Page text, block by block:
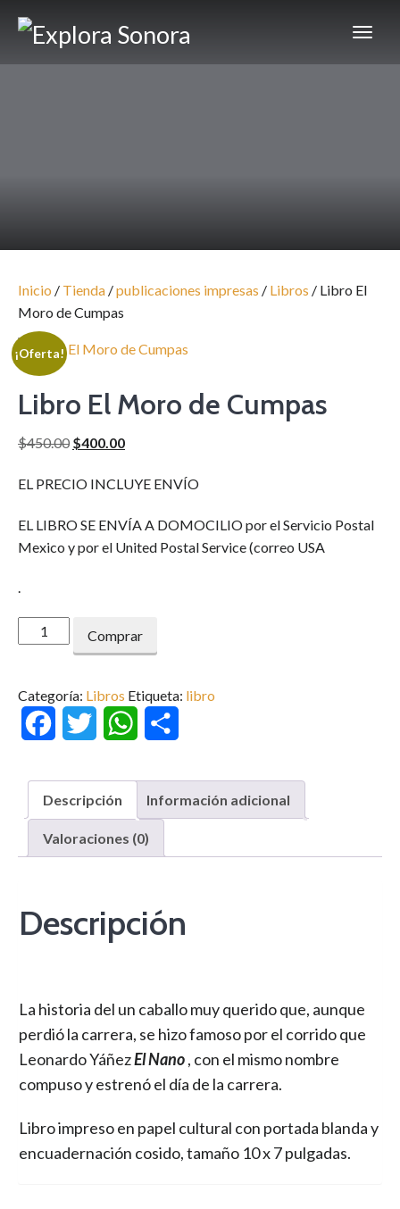
Inicio / Tienda /publicaciones impresas / Libros / Libro El
Moro de Cumpas
¡Oferta!
Libro El Moro de Cumpas
$450.00 El
original
$450.00.
$400.00El
actual
$400.00.
EL PRECIO INCLUYE ENVÍO
EL LIBRO SE ENVÍA A DOMOCILIO por el Servicio Postal
Mexico y por el United Postal Service (correo USA
.
Libro
El
Cumpas
cantidad
Comprar
Categoría: Libros Etiqueta: libro
FacebookTwitter WhatsApp
Descripción Información adicional
Valoraciones (0)
Descripción
La historia del un caballo muy querido que, aunque
perdió la carrera, se hizo famoso por el corrido que
Leonardo YáñezEl Nano, con el mismo nombre
compuso y estrenó el día de la carrera.
Libro impreso en papel cultural con portada blanda y
encuadernación cosido, tamaño 10 x 7 pulgadas.